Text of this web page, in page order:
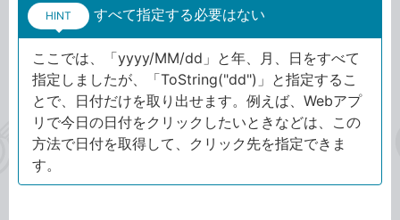
HINT すべて指定する必要はない
ここでは、「yyyy/MM/dd」と年、月、日をすべて
指定しましたが、「ToString("dd")」と指定するこ
とで、日付だけを取り出せます。例えば、Webアプ
リで今日の日付をクリックしたいときなどは、この
方法で日付を取得して、クリック先を指定できま
す。